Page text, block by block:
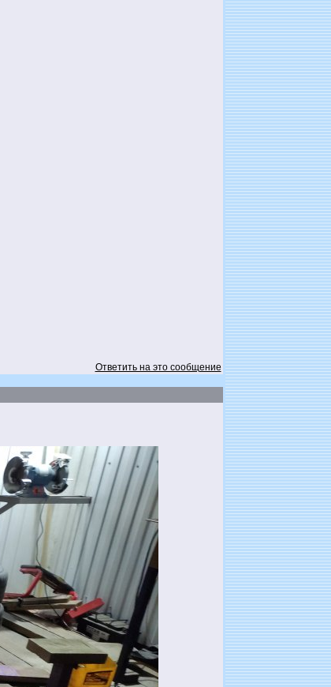
Ответить на это сообщение